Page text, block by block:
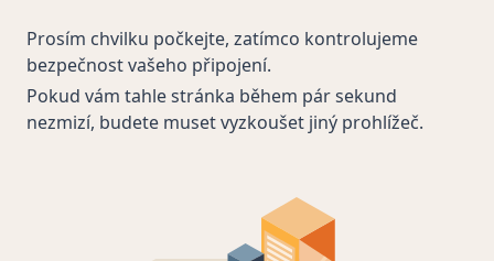
Prosím chvilku počkejte, zatímco kontrolujeme
bezpečnost vašeho připojení.
Pokud vám tahle stránka během pár sekund
nezmizí, budete muset vyzkoušet jiný prohlížeč.